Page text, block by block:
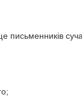
письменників